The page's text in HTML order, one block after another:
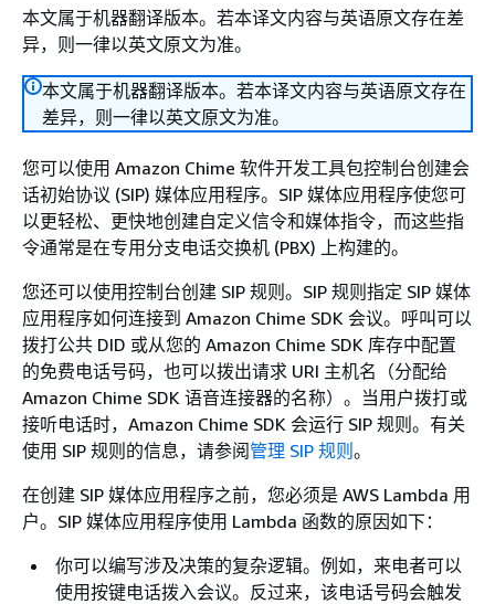
本文属于机器翻译版本。若本译文内容与英语原文存在差
异，则一律以英文原文为准。
本文属于机器翻译版本。若本译文内容与英语原文存在
差异，则一律以英文原文为准。
您可以使用 Amazon Chime 软件开发工具包控制台创建会
话初始协议 (SIP) 媒体应用程序。SIP 媒体应用程序使您可
以更轻松、更快地创建自定义信令和媒体指令，而这些指
令通常是在专用分支电话交换机 (PBX) 上构建的。
您还可以使用控制台创建 SIP 规则。SIP 规则指定 SIP 媒体
应用程序如何连接到 Amazon Chime SDK 会议。呼叫可以
拨打公共 DID 或从您的 Amazon Chime SDK 库存中配置
的免费电话号码，也可以拨出请求 URI 主机名（分配给
Amazon Chime SDK 语音连接器的名称）。当用户拨打或
接听电话时，Amazon Chime SDK 会运行 SIP 规则。有关
使用 SIP 规则的信息，请参阅管理 SIP 规则 。
在创建 SIP 媒体应用程序之前，您必须是 AWS Lambda 用
户。SIP 媒体应用程序使用 Lambda 函数的原因如下：
你可以编写涉及决策的复杂逻辑。例如，来电者可以
使用按键电话拨入会议。反过来，该电话号码会触发